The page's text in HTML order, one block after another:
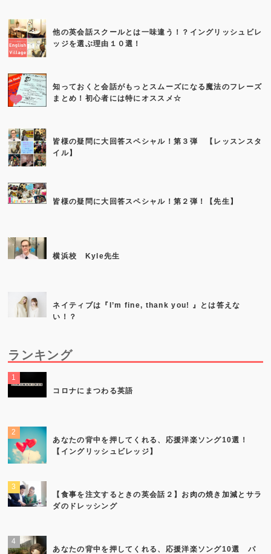
他の英会話スクールとは一味違う！？イングリッシュビレ
ッジを選ぶ理由１０選！
知っておくと会話がもっとスムーズになる魔法のフレーズ
まとめ！初心者には特にオススメ☆
皆様の疑問に大回答スペシャル！第３弾 【レッスンスタ
イル】
皆様の疑問に大回答スペシャル！第２弾！【先生】
横浜校 Kyle先生
ネイティブは『I’m fine, thank you! 』とは答えな
い！？
ランキング
コロナにまつわる英語
あなたの背中を押してくれる、応援洋楽ソング10選！
【イングリッシュビレッジ】
【食事を注文するときの英会話２】お肉の焼き加減とサラ
ダのドレッシング
あなたの背中を押してくれる、応援洋楽ソング10選 パ